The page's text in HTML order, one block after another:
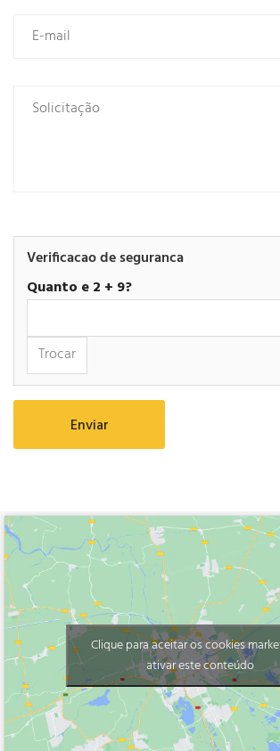
Verificacao de seguranca
Quanto e 2 + 9?
Trocar
Clique para aceitar os cookies
ativar este conteúdo